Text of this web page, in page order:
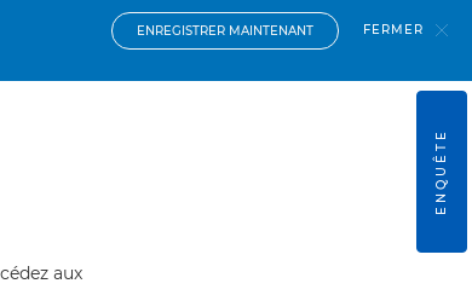
ENREGISTRER MAINTENANT FERMER
aux
ENQUÊTE